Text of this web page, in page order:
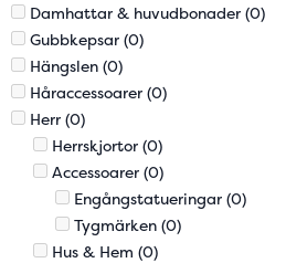
Damhattar & huvudbonader (0)
Gubbkepsar (0)
Hängslen (0)
Håraccessoarer (0)
Herr (0)
Herrskjortor (0)
Accessoarer (0)
Engångstatueringar (0)
Tygmärken (0)
Hus & Hem (0)